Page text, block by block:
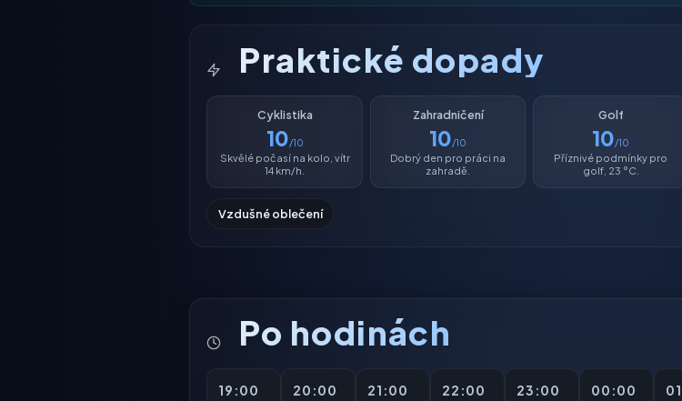
Praktické dopady
Cyklistika
10/10
Skvělé počasí na kolo, vítr
14 km/h.
Zahradničení
10/10
Dobrý den pro práci na
zahradě.
Golf
10/10
Příznivé podmínky pro
golf, 23 °C.
Vzdušné oblečení
Po hodinách
19:00 20:00 21:00 22:00 23:00 00:00